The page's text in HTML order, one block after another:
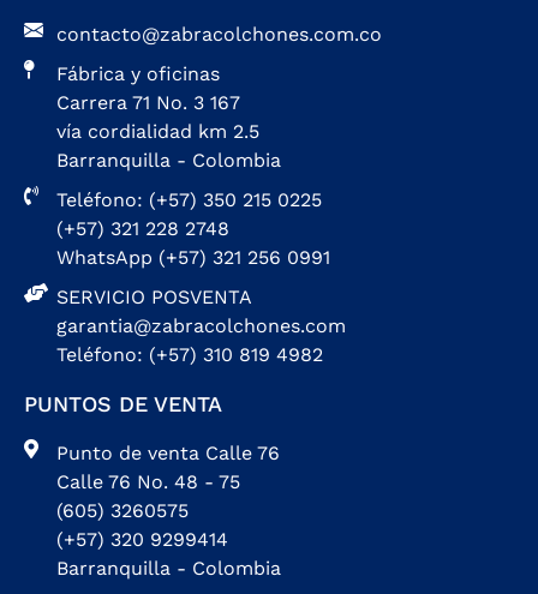
contacto@zabracolchones.com.co
Fábrica y oficinas
Carrera 71 No. 3 167
vía cordialidad km 2.5
Barranquilla - Colombia
Teléfono: (+57) 350 215 0225
(+57) 321 228 2748
WhatsApp (+57) 321 256 0991
SERVICIO POSVENTA
garantia@zabracolchones.com
Teléfono: (+57) 310 819 4982
PUNTOS DE VENTA
Punto de venta Calle 76
Calle 76 No. 48 - 75
(605) 3260575
(+57) 320 9299414
Barranquilla - Colombia